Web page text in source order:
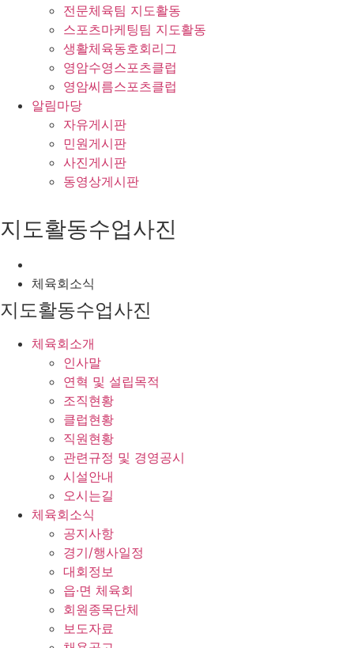
전문체육팀 지도활동
스포츠마케팅팀 지도활동
생활체육동호회리그
영암수영스포츠클럽
영암씨름스포츠클럽
알림마당
자유게시판
민원게시판
사진게시판
동영상게시판
지도활동수업사진
체육회소식
지도활동수업사진
체육회소개
인사말
연혁 및 설립목적
조직현황
클럽현황
직원현황
관련규정 및 경영공시
시설안내
오시는길
체육회소식
공지사항
경기/행사일정
대회정보
읍·면 체육회
회원종목단체
보도자료